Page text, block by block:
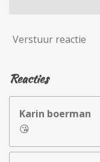
Verstuur reactie
Reacties
Karin boerman
😘